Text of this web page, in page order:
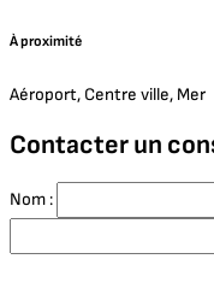
À proximité
Aéroport, Centre ville, Mer
Contacter un
Nom :